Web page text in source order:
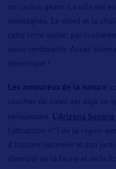
un cactus géant. La ville est
montagnes. Le soleil et la
cette terre isolée,
aussi verdoyante. Assez
désertique !
Les amoureux de la nature
coucher de soleil est déjà un
éblouissant.
L’ Arizona
l’attraction n°1 de la region
d’histoire naturelle et son
diversité de la faune et de la